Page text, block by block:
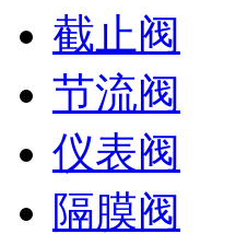
截止阀
节流阀
仪表阀
隔膜阀